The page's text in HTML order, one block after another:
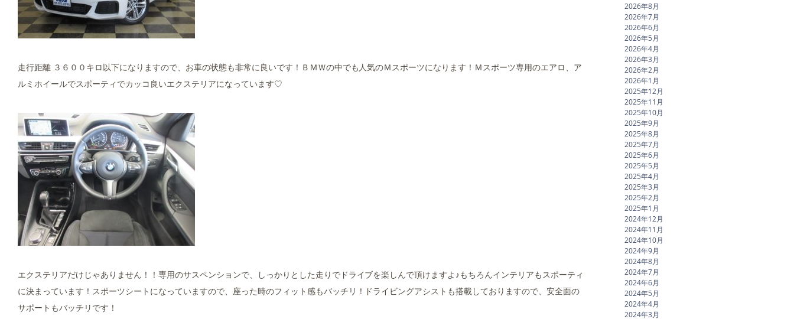
走行距離 ３６００キロ以下になりますので、お車の状態も非常に良いです！ＢＭＷの中でも人気のＭスポーツになります！Ｍスポーツ専用のエアロ、ア
ルミホイールでスポーティでカッコ良いエクステリアになっています♡
エクステリアだけじゃありません！！専用のサスペンションで、しっかりとした走りでドライブを楽しんで頂けますよ♪もちろんインテリアもスポーティ
に決まっています！スポーツシートになっていますので、座った時のフィット感もバッチリ！ドライビングアシストも搭載しておりますので、安全面の
サポートもバッチリです！
2026年8月
2026年7月
2026年6月
2026年5月
2026年4月
2026年3月
2026年2月
2026年1月
2025年12月
2025年11月
2025年10月
2025年9月
2025年8月
2025年7月
2025年6月
2025年5月
2025年4月
2025年3月
2025年2月
2025年1月
2024年12月
2024年11月
2024年10月
2024年9月
2024年8月
2024年7月
2024年6月
2024年5月
2024年4月
2024年3月